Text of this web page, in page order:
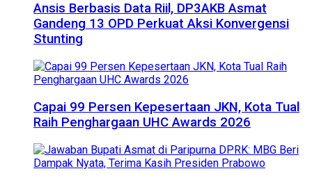
Ansis Berbasis Data Riil, DP3AKB Asmat
Gandeng 13 OPD Perkuat Aksi Konvergensi
Stunting
Capai 99 Persen Kepesertaan JKN, Kota Tual
Raih Penghargaan UHC Awards 2026